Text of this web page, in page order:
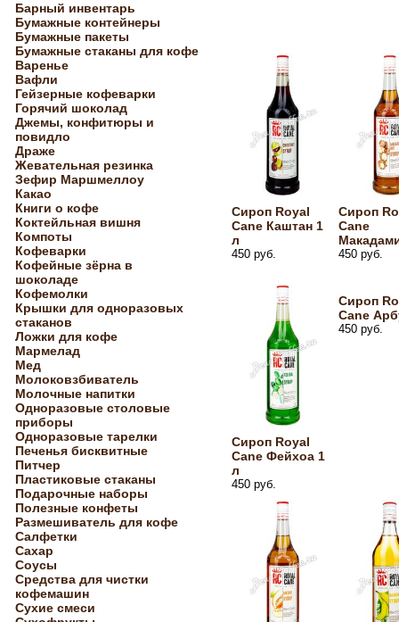
Барный инвентарь
Бумажные контейнеры
Бумажные пакеты
Бумажные стаканы для кофе
Варенье
Вафли
Гейзерные кофеварки
Горячий шоколад
Джемы, конфитюры и
повидло
Драже
Жевательная резинка
Зефир Маршмеллоу
Какао
Книги о кофе
Коктейльная вишня
Компоты
Кофеварки
Кофейные зёрна в
шоколаде
Кофемолки
Крышки для одноразовых
стаканов
Ложки для кофе
Мармелад
Мед
Молоковзбиватель
Молочные напитки
Одноразовые столовые
приборы
Одноразовые тарелки
Печенья бисквитные
Питчер
Пластиковые стаканы
Подарочные наборы
Полезные конфеты
Размешиватель для кофе
Салфетки
Сахар
Соусы
Средства для чистки
кофемашин
Сухие смеси
Сироп Royal
Cane Каштан 1
л
450 руб.
Сироп
Cane
450 руб.
Сироп Royal
Cane Фейхоа 1
л
450 руб.
Сироп
Cane
450 руб.